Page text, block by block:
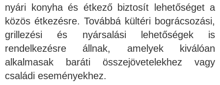
nyári konyha és étkező biztosít lehetőséget a
közös étkezésre. Továbbá kültéri bográcsozási,
grillezési és nyársalási lehetőségek is
rendelkezésre állnak, amelyek kiválóan
alkalmasak baráti összejövetelekhez vagy
családi eseményekhez.